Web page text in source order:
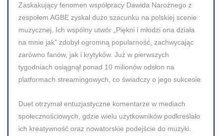
Zaskakujący fenomen współpracy Dawida Narożnego z
zespołem AGBE zyskał dużo szacunku na polskiej scenie
muzycznej. Ich wspólny utwór „Piękni i młodzi ona działa
na mnie jak” zdobył ogromną popularność, zachwycając
zarówno fanów, jak i krytyków. Już w pierwszych
tygodniach osiągnął ponad 10 milionów odsłon na
platformach streamingowych, co świadczy o jego sukcesie.
Duet otrzymał entuzjastyczne komentarze w mediach
społecznościowych, gdzie wielu użytkowników podkreślało
ich kreatywność oraz nowatorskie podejście do muzyki.